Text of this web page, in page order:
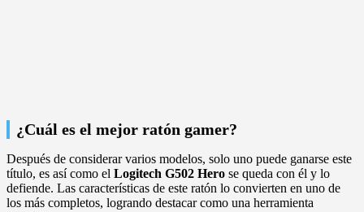
¿Cuál es el mejor ratón gamer?
Después de considerar varios modelos, solo uno puede ganarse este
título, es así como el Logitech G502 Hero se queda con él y lo
defiende. Las características de este ratón lo convierten en uno de
los más completos, logrando destacar como una herramienta